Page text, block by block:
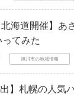
北海道開催】あ
てみた
旭川市の地域情報
出】札幌の人気